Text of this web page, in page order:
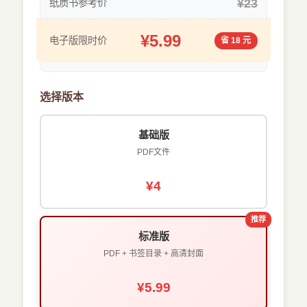
纸质书参考价 ¥23
电子版限时价 ¥5.99 省 18 元
选择版本
基础版
PDF文件
¥4
推荐
标准版
PDF + 书签目录 + 高清封面
¥5.99